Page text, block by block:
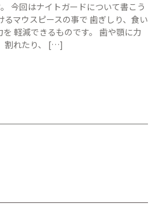
今回はナイトガードについて書こう
るマウスピースの事で 歯ぎしり、食い
軽減できるものです。 歯や顎に力
割れたり、 […]